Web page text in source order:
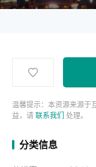
温馨提示：本资源来源于
益，请 联系我们 处理。
分类信息